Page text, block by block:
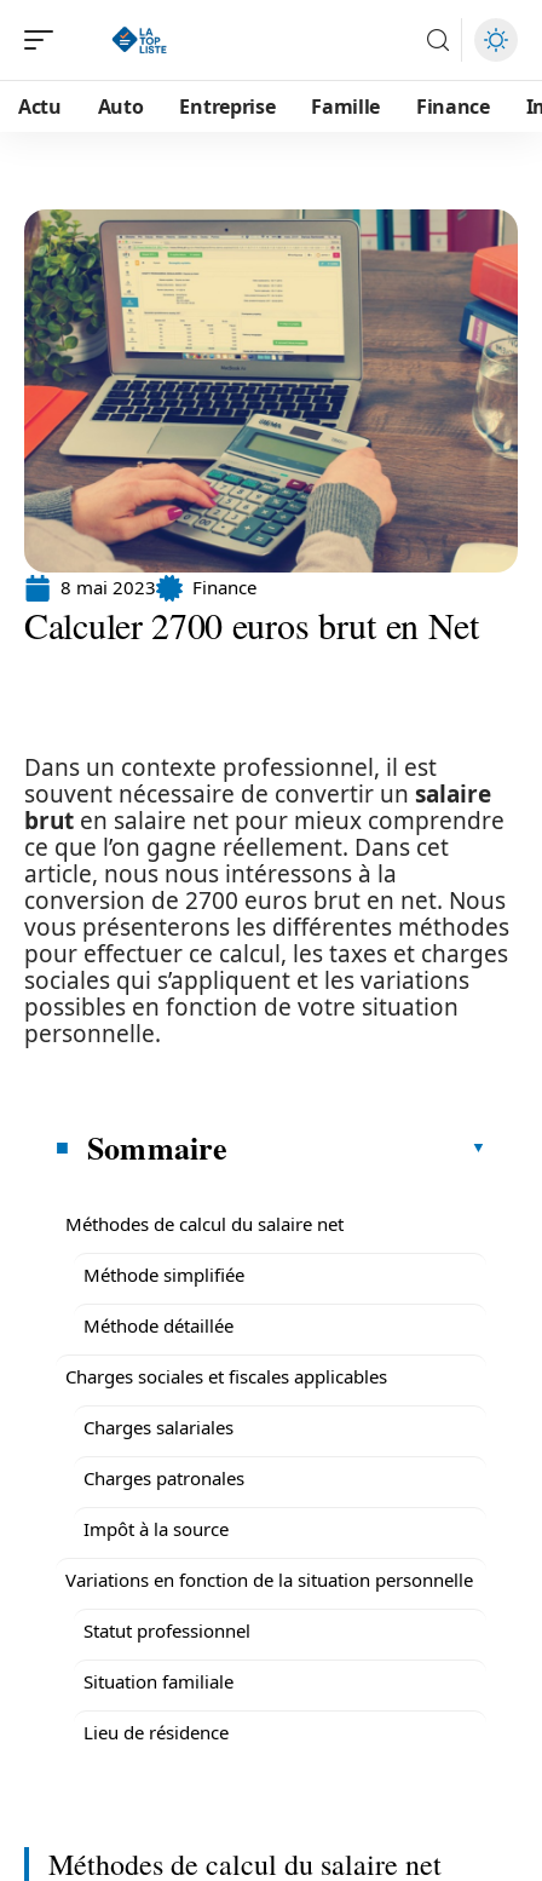
Actu Auto Entreprise Famille Finance
8 mai 2023 Finance
Calculer 2700 euros brut en Net
Dans un contexte professionnel, il est
souvent nécessaire de convertir un salaire
brut en salaire net pour mieux comprendre
ce que l’on gagne réellement. Dans cet
article, nous nous intéressons à la
conversion de 2700 euros brut en net. Nous
vous présenterons les différentes méthodes
pour effectuer ce calcul, les taxes et charges
sociales qui s’appliquent et les variations
possibles en fonction de votre situation
personnelle.
Sommaire
Méthodes de calcul du salaire net
Méthode simplifiée
Méthode détaillée
Charges sociales et fiscales applicables
Charges salariales
Charges patronales
Impôt à la source
Variations en fonction de la situation personnelle
Statut professionnel
Situation familiale
Lieu de résidence
Méthodes de calcul du salaire net